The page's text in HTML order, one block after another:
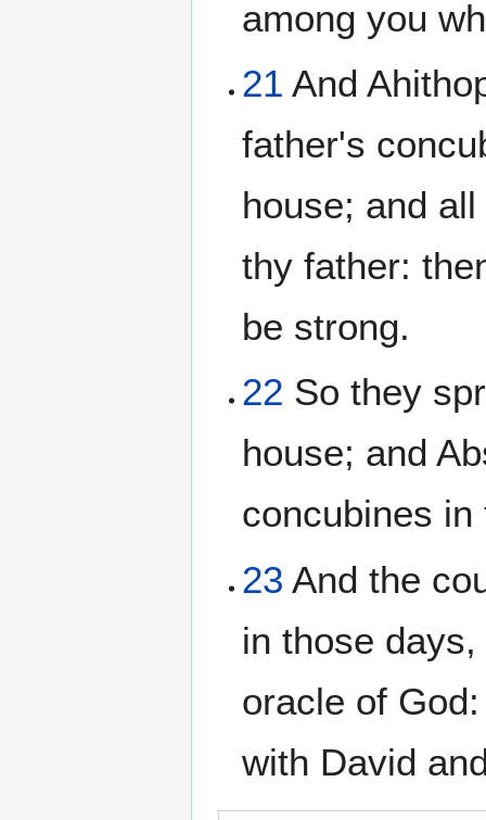
among you
21 And
father's
house; and
thy father:
be strong.
22 So they
house; and
concubines
23 And the
in those
oracle of
with David